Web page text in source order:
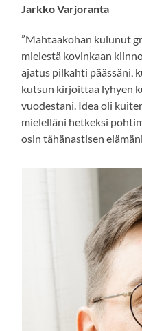
Jarkko Varjoranta
”Mahtaakohan kulunut
mielestä kovinkaan
ajatus pilkahti päässäni,
kutsun kirjoittaa lyhyen
vuodestani. Idea oli
mielelläni hetkeksi
osin tähänastisen